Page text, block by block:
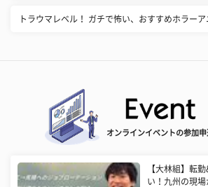
トラウマレベル！ ガチで怖い、おすすめホラー
オンラインイベントの参加申
【大林組】転
い！九州の現場